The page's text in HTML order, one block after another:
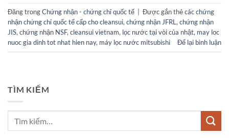
Đăng trongChứng nhận - chứng chỉ quốc tế Được gắn thẻcác chứng
nhận chứng chỉ quốc tế cấp cho cleansui, chứng nhận JFRL , chứng nhận
JIS, chứng nhận NSF, cleansui vietnam, lọc nước tại vòi của nhật, may loc
nuoc gia dinh tot nhat hien nay, máy lọc nước mitsubishi Để lại bình luận
TÌM KIẾM